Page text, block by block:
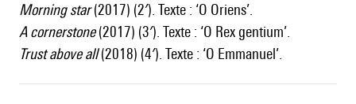
Morning star(2017) (2′). Texte : ‘O Oriens’.
A cornerstone(2017) (3′). Texte : ‘O Rex gentium’.
Trust above all(2018) (4′). Texte : ‘O Emmanuel’.